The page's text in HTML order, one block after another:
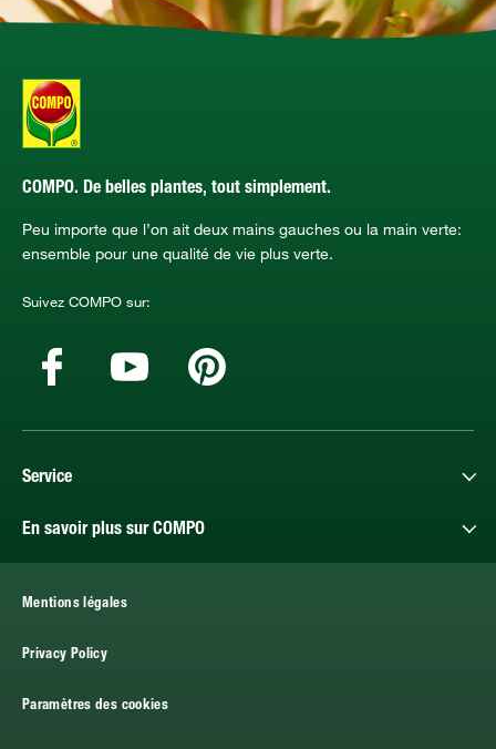
COMPO. De belles plantes, tout simplement.
Peu importe que l’on ait deux mains gauches ou la main verte:
ensemble pour une qualité de vie plus verte.
Suivez COMPO sur:
Service
En savoir plus sur COMPO
Mentions légales
Privacy Policy
Paramètres des cookies